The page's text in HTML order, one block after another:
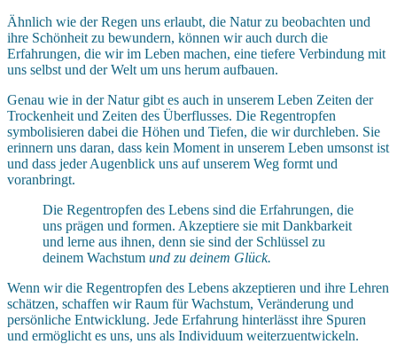
Ähnlich wie der Regen uns erlaubt, die Natur zu beobachten und
ihre Schönheit zu bewundern, können wir auch durch die
Erfahrungen, die wir im Leben machen, eine tiefere Verbindung mit
uns selbst und der Welt um uns herum aufbauen.
Genau wie in der Natur gibt es auch in unserem Leben Zeiten der
Trockenheit und Zeiten des Überflusses. Die Regentropfen
symbolisieren dabei die Höhen und Tiefen, die wir durchleben. Sie
erinnern uns daran, dass kein Moment in unserem Leben umsonst ist
und dass jeder Augenblick uns auf unserem Weg formt und
voranbringt.
Die Regentropfen des Lebens sind die Erfahrungen, die
uns prägen und formen. Akzeptiere sie mit Dankbarkeit
und lerne aus ihnen, denn sie sind der Schlüssel zu
deinem Wachstum und zu deinem Glück.
Wenn wir die Regentropfen des Lebens akzeptieren und ihre Lehren
schätzen, schaffen wir Raum für Wachstum, Veränderung und
persönliche Entwicklung. Jede Erfahrung hinterlässt ihre Spuren
und ermöglicht es uns, uns als Individuum weiterzuentwickeln.